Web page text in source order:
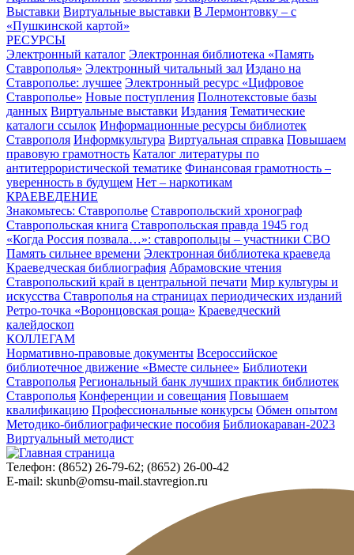
Выставки Виртуальные выставки В Лермонтовку – с
«Пушкинской картой»
РЕСУРСЫ
Электронный каталог Электронная библиотека «Память
Ставрополья» Электронный читальный зал Издано на
Ставрополье: лучшее Электронный ресурс «Цифровое
Ставрополье» Новые поступления Полнотекстовые базы
данных Виртуальные выставки Издания Тематические
каталоги ссылок Информационные ресурсы библиотек
Ставрополя Информкультура Виртуальная справка Повышаем
правовую грамотность Каталог литературы по
антитеррористической тематике Финансовая грамотность –
уверенность в будущем Нет – наркотикам
КРАЕВЕДЕНИЕ
Знакомьтесь: Ставрополье Ставропольский хронограф
Ставропольская книга Ставропольская правда 1945 год
«Когда Россия позвала…»: ставропольцы – участники СВО
Память сильнее времени Электронная библиотека краеведа
Краеведческая библиография Абрамовские чтения
Ставропольский край в центральной печати Мир культуры и
искусства Ставрополья на страницах периодических изданий
Ретро-точка «Воронцовская роща» Краеведческий
калейдоскоп
КОЛЛЕГАМ
Нормативно-правовые документы Всероссийское
библиотечное движение «Вместе сильнее» Библиотеки
Ставрополья Региональный банк лучших практик библиотек
Ставрополья Конференции и совещания Повышаем
квалификацию Профессиональные конкурсы Обмен опытом
Методико-библиографические пособия Библиокараван-2023
Виртуальный методист
Телефон: (8652) 26-79-62; (8652) 26-00-42
E-mail: skunb@omsu-mail.stavregion.ru